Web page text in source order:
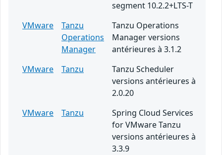
segment 10.2.2+LTS-T
VMware
Tanzu
Operations
Manager
Tanzu Operations
Manager versions
antérieures à 3.1.2
VMware
Tanzu
Tanzu Scheduler
versions antérieures à
2.0.20
VMware
Tanzu
Spring Cloud Services
for VMware Tanzu
versions antérieures à
3.3.9